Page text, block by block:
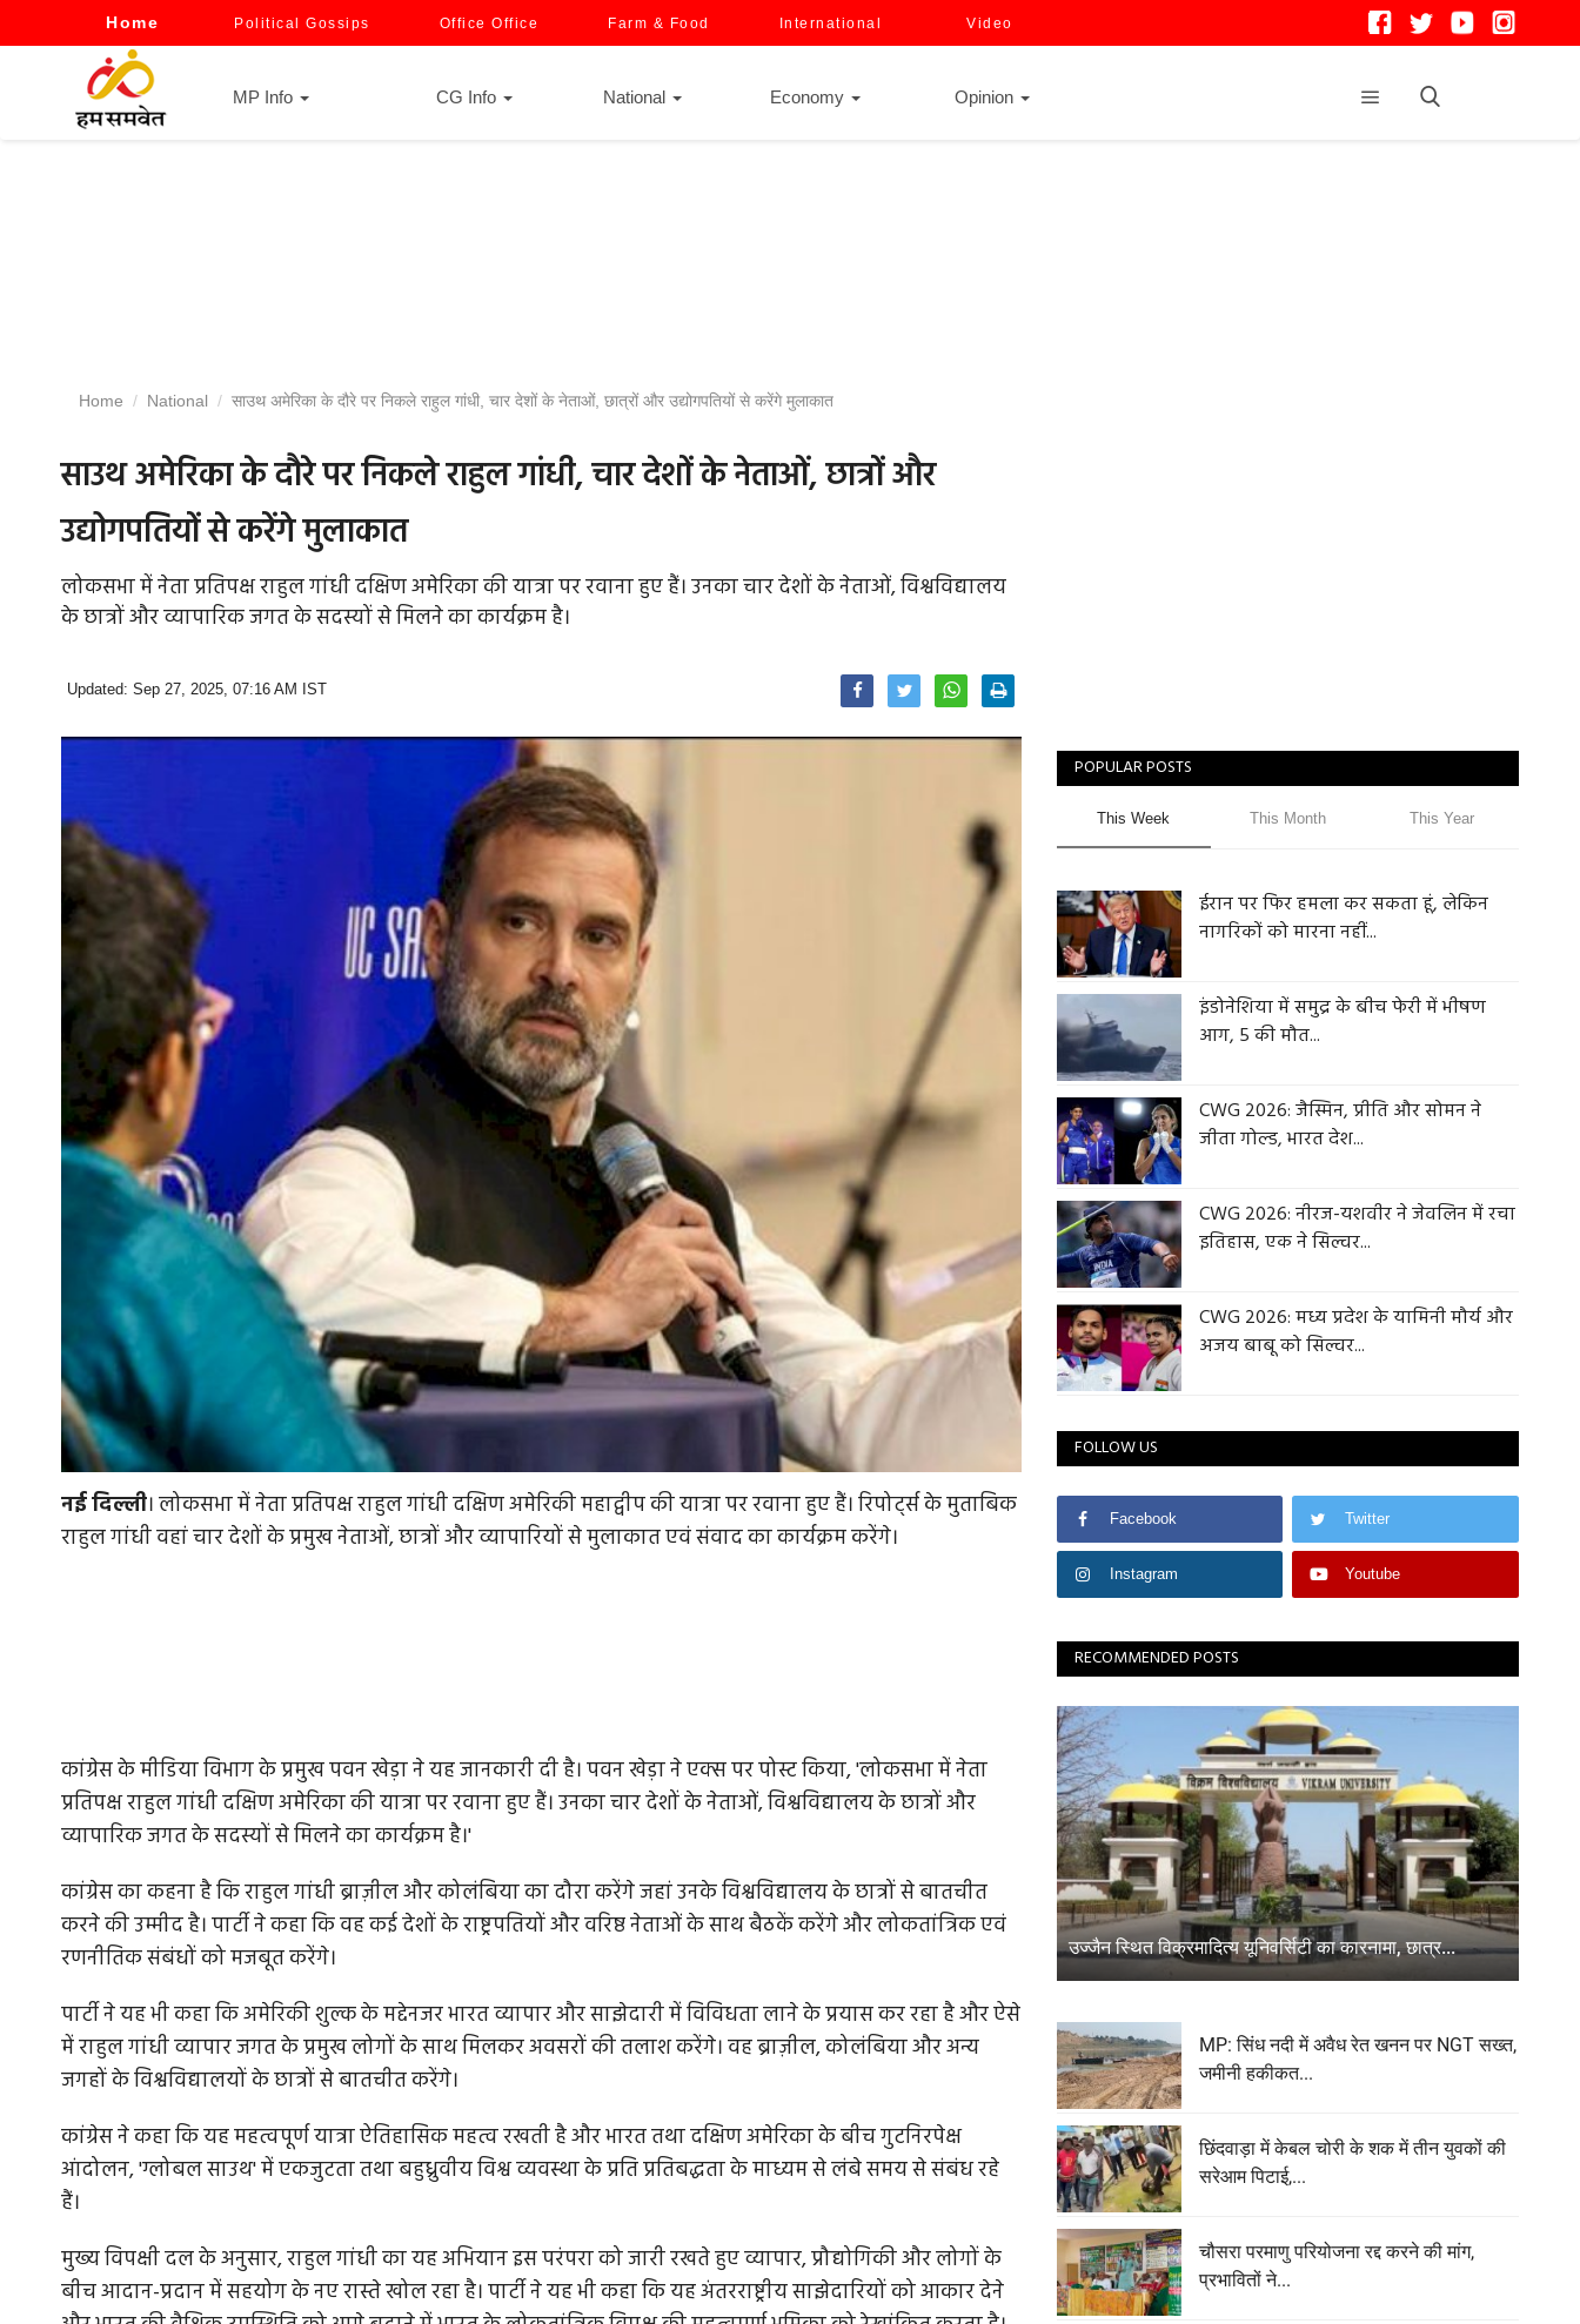
Home Political Gossips Office Office Farm & Food International Video
MP Info CG Info National Economy Opinion
Home National साउथ अमेरिका के दौरे पर निकले राहुल गांधी, चार देशों के नेताओं, छात्रों और उद्योगपतियों से करेंगे मुलाकात
साउथ अमेरिका के दौरे पर निकले राहुल गांधी, चार देशों के नेताओं, छात्रों और
उद्योगपतियों से करेंगे मुलाकात
लोकसभा में नेता प्रतिपक्ष राहुल गांधी दक्षिण अमेरिका की यात्रा पर रवाना हुए हैं। उनका चार देशों के नेताओं, विश्वविद्यालय
के छात्रों और व्यापारिक जगत के सदस्यों से मिलने का कार्यक्रम है।
Updated: Sep 27, 2025, 07:16 AM IST
नईदिल्ली। लोकसभा में नेता प्रतिपक्ष राहुल गांधी दक्षिण अमेरिकी महाद्वीप की यात्रा पर रवाना हुए हैं। रिपोर्ट्स के मुताबिक
राहुल गांधी वहां चार देशों के प्रमुख नेताओं, छात्रों और व्यापारियों से मुलाकात एवं संवाद का कार्यक्रम करेंगे।
कांग्रेस के मीडिया विभाग के प्रमुख पवन खेड़ा ने यह जानकारी दी है। पवन खेड़ा ने एक्स पर पोस्ट किया, 'लोकसभा में नेता
प्रतिपक्ष राहुल गांधी दक्षिण अमेरिका की यात्रा पर रवाना हुए हैं। उनका चार देशों के नेताओं, विश्वविद्यालय के छात्रों और
व्यापारिक जगत के सदस्यों से मिलने का कार्यक्रम है।'
कांग्रेस का कहना है कि राहुल गांधी ब्राज़ील और कोलंबिया का दौरा करेंगे जहां उनके विश्वविद्यालय के छात्रों से बातचीत
करने की उम्मीद है। पार्टी ने कहा कि वह कई देशों के राष्ट्रपतियों और वरिष्ठ नेताओं के साथ बैठकें करेंगे और लोकतांत्रिक एवं
रणनीतिक संबंधों को मजबूत करेंगे।
पार्टी ने यह भी कहा कि अमेरिकी शुल्क के मद्देनजर भारत व्यापार और साझेदारी में विविधता लाने के प्रयास कर रहा है और ऐसे
में राहुल गांधी व्यापार जगत के प्रमुख लोगों के साथ मिलकर अवसरों की तलाश करेंगे। वह ब्राज़ील, कोलंबिया और अन्य
जगहों के विश्वविद्यालयों के छात्रों से बातचीत करेंगे।
कांग्रेस ने कहा कि यह महत्वपूर्ण यात्रा ऐतिहासिक महत्व रखती है और भारत तथा दक्षिण अमेरिका के बीच गुटनिरपेक्ष
आंदोलन, 'ग्लोबल साउथ' में एकजुटता तथा बहुध्रुवीय विश्व व्यवस्था के प्रति प्रतिबद्धता के माध्यम से लंबे समय से संबंध रहे
हैं।
मुख्य विपक्षी दल के अनुसार, राहुल गांधी का यह अभियान इस परंपरा को जारी रखते हुए व्यापार, प्रौद्योगिकी और लोगों के
बीच आदान-प्रदान में सहयोग के नए रास्ते खोल रहा है। पार्टी ने यह भी कहा कि यह अंतरराष्ट्रीय साझेदारियों को आकार देने
POPULAR POSTS
This Week This Month This Year
ईरान पर फिर हमला कर सकता हूं, लेकिन
नागरिकों को मारना नहीं...
इंडोनेशिया में समुद्र के बीच फेरी में भीषण
आग, 5 की मौत...
CWG 2026: जैस्मिन, प्रीति और सोमन ने
जीता गोल्ड, भारत देश...
CWG 2026: नीरज-यशवीर ने जेवलिन में रचा
इतिहास, एक ने सिल्वर...
CWG 2026: मध्य प्रदेश के यामिनी मौर्य और
अजय बाबू को सिल्वर...
FOLLOW US
Facebook Twitter
Instagram Youtube
RECOMMENDED POSTS
उज्जैन स्थित विक्रमादित्य यूनिवर्सिटी का कारनामा, छात्र...
MP: सिंध नदी में अवैध रेत खनन पर NGT सख्त,
जमीनी हकीकत...
छिंदवाड़ा में केबल चोरी के शक में तीन युवकों की
सरेआम पिटाई,...
चौसरा परमाणु परियोजना रद्द करने की मांग,
प्रभावितों ने...